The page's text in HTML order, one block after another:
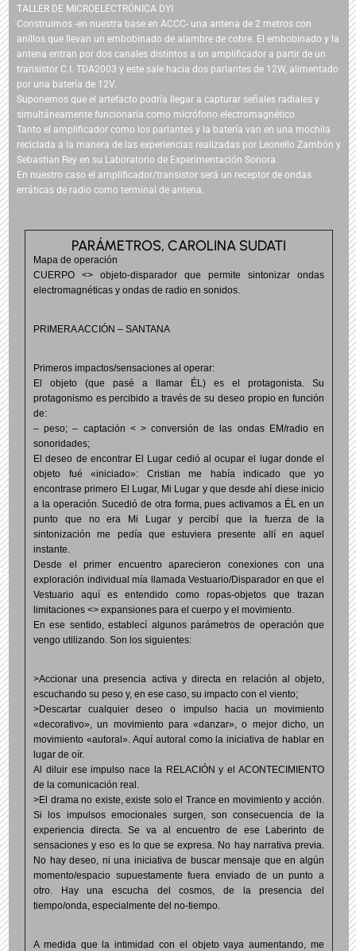
TALLER DE MICROELECTRÓNICA DYI
Construimos -en nuestra base en ACCC- una antena de 2 metros con
anillos que llevan un embobinado de alambre de cobre. El embobinado y la
antena entran por dos canales distintos a un amplificador a partir de un
transistor C.I. TDA2003 y este sale hacia dos parlantes de 12W, alimentado
por una batería de 12V.
Suponemos que el artefacto podría llegar a capturar señales radiales y
simultáneamente funcionaría como micrófono electromagnético.
Tanto el amplificador como los parlantes y la batería van en una mochila
reciclada a la manera de las experiencias realizadas por Leonello Zambón y
Sebastian Rey en su Laboratorio de Experimentación Sonora.
En nuestro caso el amplificador/transistor será un receptor de ondas
erráticas de radio como terminal de antena.
PARÁMETROS, CAROLINA SUDATI
Mapa de operación
CUERPO <> objeto-disparador que permite sintonizar ondas
electromagnéticas y ondas de radio en sonidos.
PRIMERA ACCIÓN – SANTANA
Primeros impactos/sensaciones al operar:
El objeto (que pasé a llamar ÉL) es el protagonista. Su
protagonismo es percibido a través de su deseo propio en función
de:
– peso; – captación < > conversión de las ondas EM/radio en
sonoridades;
El deseo de encontrar El Lugar cedió al ocupar el lugar donde el
objeto fué «iniciado»: Cristian me había indicado que yo
encontrase primero El Lugar, Mi Lugar y que desde ahí diese inicio
a la operación. Sucedió de otra forma, pues activamos a ÉL en un
punto que no era Mi Lugar y percibí que la fuerza de la
sintonización me pedía que estuviera presente allí en aquel
instante.
Desde el primer encuentro aparecieron conexiones con una
exploración individual mía llamada Vestuario/Disparador en que el
Vestuario aquí es entendido como ropas-objetos que trazan
limitaciones <> expansiones para el cuerpo y el movimiento.
En ese sentido, establecí algunos parámetros de operación que
vengo utilizando. Son los siguientes:
>Accionar una presencia activa y directa en relación al objeto,
escuchando su peso y, en ese caso, su impacto con el viento;
>Descartar cualquier deseo o impulso hacia un movimiento
«decorativo», un movimiento para «danzar», o mejor dicho, un
movimiento «autoral». Aquí autoral como la iniciativa de hablar en
lugar de oír.
Al diluir ese impulso nace la RELACIÓN y el ACONTECIMIENTO
de la comunicación real.
>El drama no existe, existe solo el Trance en movimiento y acción.
Si los impulsos emocionales surgen, son consecuencia de la
experiencia directa. Se va al encuentro de ese Laberinto de
sensaciones y eso es lo que se expresa. No hay narrativa previa.
No hay deseo, ni una iniciativa de buscar mensaje que en algún
momento/espacio supuestamente fuera enviado de un punto a
otro. Hay una escucha del cosmos, de la presencia del
tiempo/onda, especialmente del no-tiempo.
A medida que la intimidad con el objeto vaya aumentando, me